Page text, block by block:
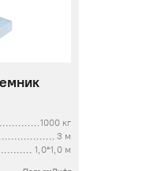
1000 кг
3 м
1,0*1,0 м